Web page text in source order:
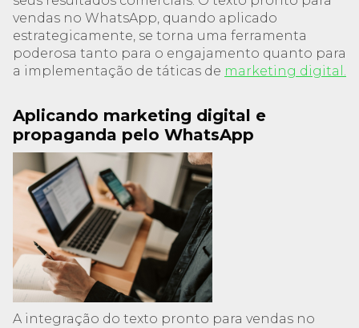
vendas no WhatsApp, quando aplicado
estrategicamente, se torna uma ferramenta
poderosa tanto para o engajamento quanto para
a implementação de táticas de marketing digital.
Aplicando marketing digital e
propaganda pelo WhatsApp
A integração do texto pronto para vendas no